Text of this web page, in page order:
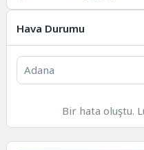
Hava Durumu
Bir hata oluştu.